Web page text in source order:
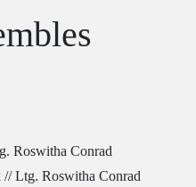
Roswitha Conrad
Ltg. Roswitha Conrad